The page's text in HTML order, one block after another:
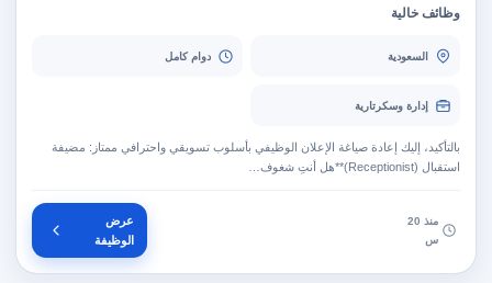
وظائف خالية
السعودية دوام كامل
إدارة وسكرتارية
بالتأكيد، إليك إعادة صياغة الإعلان الوظيفي بأسلوب تسويقي واحترافي ممتاز: مضيفة
استقبال (Receptionist)**هل أنتِ شغوف…
منذ 20
س
عرض
الوظيفة